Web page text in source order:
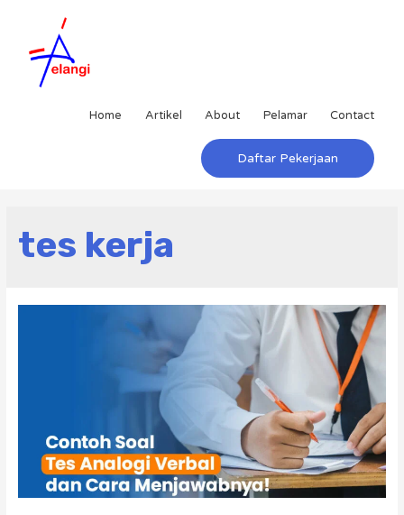
Home Artikel About Pelamar Contact
Daftar Pekerjaan
tes kerja